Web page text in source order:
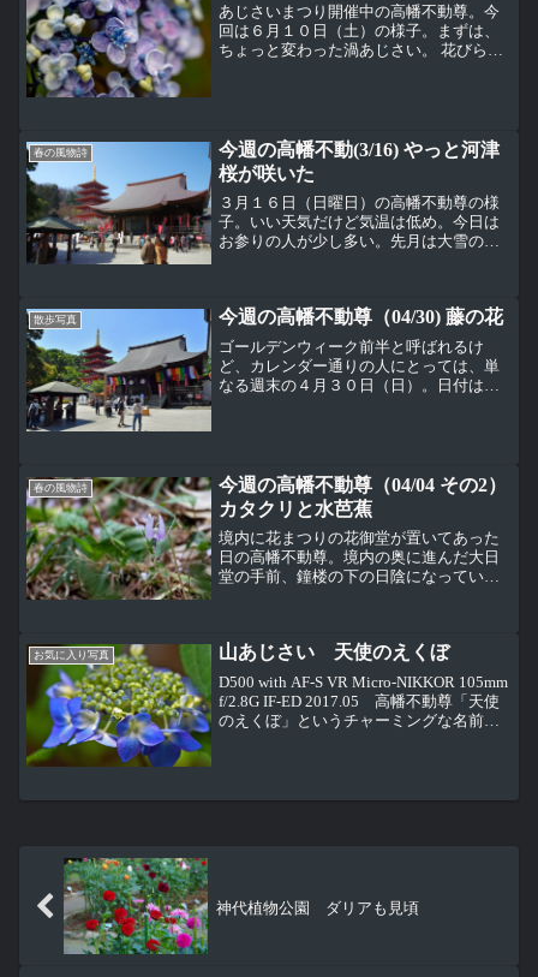
あじさいまつり開催中の高幡不動尊。今
回は６月１０日（土）の様子。まずは、
ちょっと変わった渦あじさい。 花びら
春の風物詩
今週の高幡不動(3/16) やっと河津
桜が咲いた
３月１６日（日曜日）の高幡不動尊の様
子。いい天気だけど気温は低め。今日は
お参りの人が少し多い。先月は大雪のた
た、名前にミズキが付くが...
散歩写真 今週の高幡不動尊（04/30) 藤の花
ゴールデンウィーク前半と呼ばれるけ
ど、カレンダー通りの人にとっては、単
なる週末の４月３０日（日）。日付はま
春の風物詩
今週の高幡不動尊（04/04 その2）
カタクリと水芭蕉
境内に花まつりの花御堂が置いてあった
日の高幡不動尊。境内の奥に進んだ大日
堂の手前、鐘楼の下の日陰になっている
クリが咲くことを知らな...
お気に入り写真 山あじさい 天使のえくぼ
D500 with AF-S VR Micro-NIKKOR 105mm
f/2.8G IF-ED 2017.05 高幡不動尊「天使
のえくぼ」というチャーミングな名前の
神代植物公園 ダリアも見頃